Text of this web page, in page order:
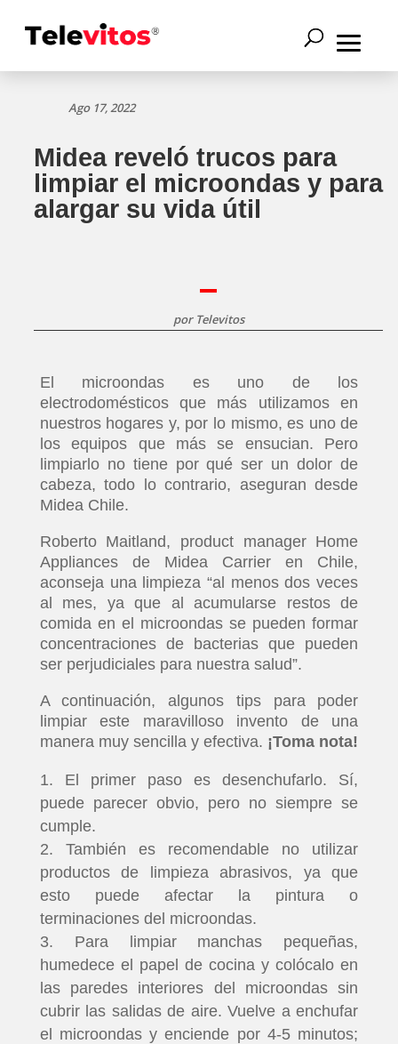
Ago 17, 2022
Midea reveló trucos para
limpiar el microondas y para
alargar su vida útil
por Televitos
El microondas es uno de los
electrodomésticos que más utilizamos en
nuestros hogares y, por lo mismo, es uno de
los equipos que más se ensucian. Pero
limpiarlo no tiene por qué ser un dolor de
cabeza, todo lo contrario, aseguran desde
Midea Chile.
Roberto Maitland, product manager Home
Appliances de Midea Carrier en Chile,
aconseja una limpieza “al menos dos veces
al mes, ya que al acumularse restos de
comida en el microondas se pueden formar
concentraciones de bacterias que pueden
ser perjudiciales para nuestra salud”.
A continuación, algunos tips para poder
limpiar este maravilloso invento de una
manera muy sencilla y efectiva. ¡Toma nota!
El primer paso es desenchufarlo. Sí,
puede parecer obvio, pero no siempre se
cumple.
También es recomendable no utilizar
productos de limpieza abrasivos, ya que
esto puede afectar la pintura o
terminaciones del microondas.
Para limpiar manchas pequeñas,
humedece el papel de cocina y colócalo en
las paredes interiores del microondas sin
cubrir las salidas de aire. Vuelve a enchufar
el microondas y enciende por 4-5 minutos;